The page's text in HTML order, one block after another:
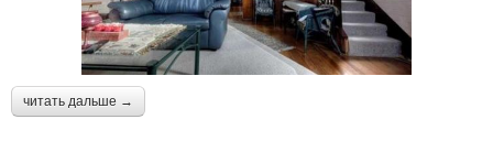
читать дальше →